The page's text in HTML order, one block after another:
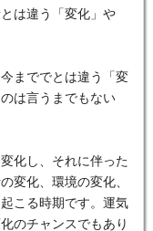
は違う「変化」や
まででとは違う「変
は言うまでもない
化し、それに伴った
変化、環境の変化、
こる時期です。運気
のチャンスでもあり